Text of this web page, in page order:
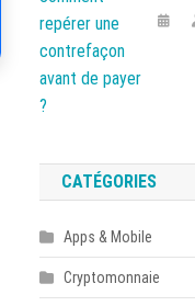
CATÉGORIES
Apps & Mobile
Cryptomonnaie